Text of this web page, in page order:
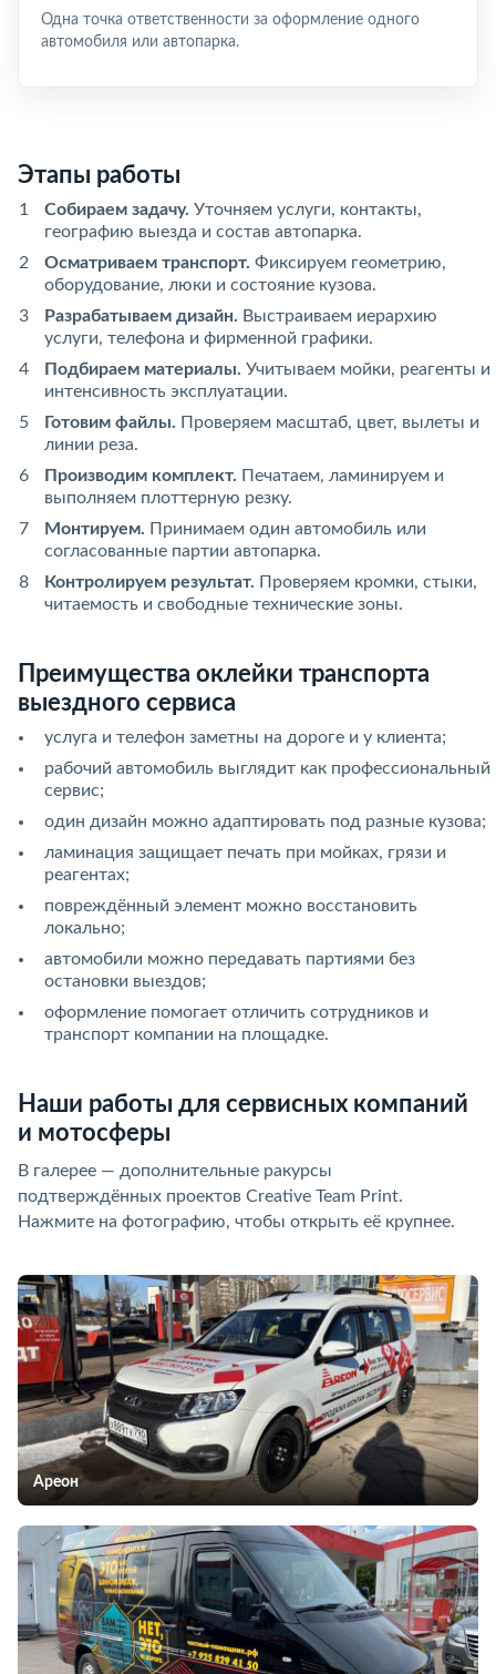
Одна точка ответственности за оформление одного
автомобиля или автопарка.
Этапы работы
Собираем задачу. Уточняем услуги, контакты,
географию выезда и состав автопарка.
Осматриваем транспорт. Фиксируем геометрию,
оборудование, люки и состояние кузова.
Разрабатываем дизайн. Выстраиваем иерархию
услуги, телефона и фирменной графики.
Подбираем материалы. Учитываем мойки, реагенты и
интенсивность эксплуатации.
Готовим файлы. Проверяем масштаб, цвет, вылеты и
линии реза.
Производим комплект. Печатаем, ламинируем и
выполняем плоттерную резку.
Монтируем. Принимаем один автомобиль или
согласованные партии автопарка.
Контролируем результат. Проверяем кромки, стыки,
читаемость и свободные технические зоны.
Преимущества оклейки транспорта
выездного сервиса
услуга и телефон заметны на дороге и у клиента;
рабочий автомобиль выглядит как профессиональный
сервис;
один дизайн можно адаптировать под разные кузова;
ламинация защищает печать при мойках, грязи и
реагентах;
повреждённый элемент можно восстановить
локально;
автомобили можно передавать партиями без
остановки выездов;
оформление помогает отличить сотрудников и
транспорт компании на площадке.
Наши работы для сервисных компаний
и мотосферы
В галерее — дополнительные ракурсы
подтверждённых проектов Creative Team Print.
Нажмите на фотографию, чтобы открыть её крупнее.
Ареон